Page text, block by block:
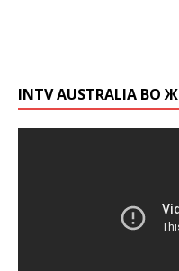
INTV AUSTRALIA ВО